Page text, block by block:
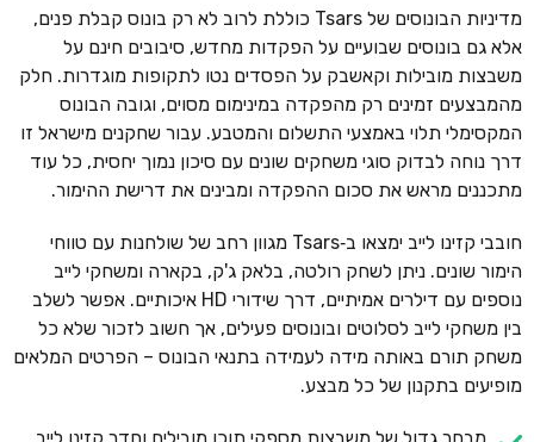
מדיניות הבונוסים של Tsars כוללת לרוב לא רק בונוס קבלת פנים,
אלא גם בונוסים שבועיים על הפקדות מחדש, סיבובים חינם על
משבצות מובילות וקאשבק על הפסדים נטו לתקופות מוגדרות. חלק
מהמבצעים זמינים רק מהפקדה במינימום מסוים, וגובה הבונוס
המקסימלי תלוי באמצעי התשלום והמטבע. עבור שחקנים מישראל זו
דרך נוחה לבדוק סוגי משחקים שונים עם סיכון נמוך יחסית, כל עוד
מתכננים מראש את סכום ההפקדה ומבינים את דרישת ההימור.
חובבי קזינו לייב ימצאו ב‑Tsars מגוון רחב של שולחנות עם טווחי
הימור שונים. ניתן לשחק רולטה, בלאק ג'ק, בקארה ומשחקי לייב
נוספים עם דילרים אמיתיים, דרך שידורי HD איכותיים. אפשר לשלב
בין משחקי לייב לסלוטים ובונוסים פעילים, אך חשוב לזכור שלא כל
משחק תורם באותה מידה לעמידה בתנאי הבונוס – הפרטים המלאים
מופיעים בתקנון של כל מבצע.